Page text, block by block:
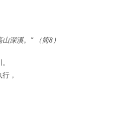
深溪。” （简8）
，